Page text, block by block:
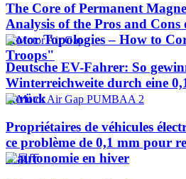
The Core of Permanent
Analysis of the Pros and
Rotor Topologies – How to
Troops"
Deutsche EV-Fahrer: So
Winterreichweite durch eine
zurück
Propriétaires de véhicules
ce problème de 0,1 mm pour
d'autonomie en hiver